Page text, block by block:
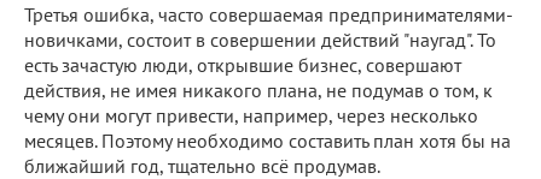
Третья ошибка, часто совершаемая предпринимателями-
новичками, состоит в совершении действий "наугад". То
есть зачастую люди, открывшие бизнес, совершают
действия, не имея никакого плана, не подумав о том, к
чему они могут привести, например, через несколько
месяцев. Поэтому необходимо составить план хотя бы на
ближайший год, тщательно всё продумав.